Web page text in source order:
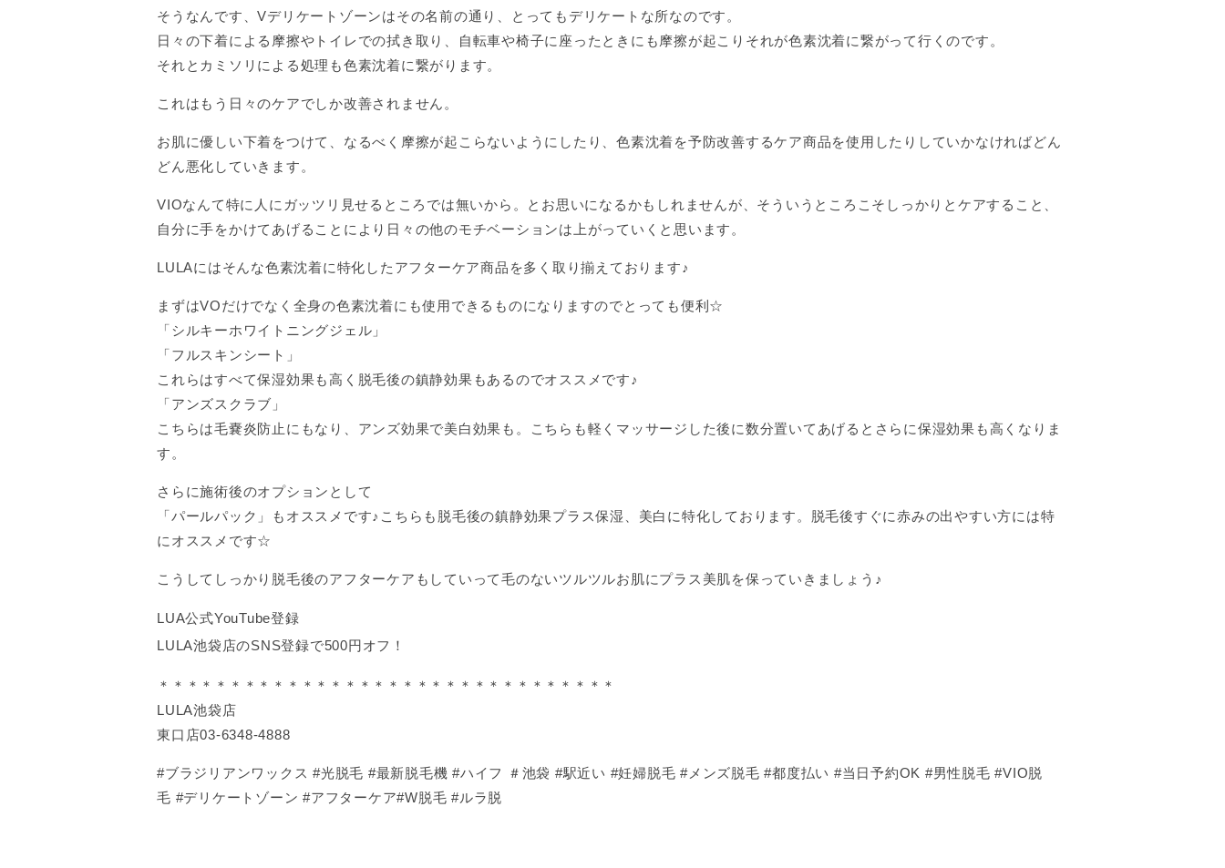
そうなんです、Vデリケートゾーンはその名前の通り、とってもデリケートな所なのです。
日々の下着による摩擦やトイレでの拭き取り、自転車や椅子に座ったときにも摩擦が起こりそれが色素沈着に繋がって行くのです。
それとカミソリによる処理も色素沈着に繋がります。
これはもう日々のケアでしか改善されません。
お肌に優しい下着をつけて、なるべく摩擦が起こらないようにしたり、色素沈着を予防改善するケア商品を使用したりしていかなければどん
どん悪化していきます。
VIOなんて特に人にガッツリ見せるところでは無いから。とお思いになるかもしれませんが、そういうところこそしっかりとケアすること、
自分に手をかけてあげることにより日々の他のモチベーションは上がっていくと思います。
LULAにはそんな色素沈着に特化したアフターケア商品を多く取り揃えております♪
まずはVOだけでなく全身の色素沈着にも使用できるものになりますのでとっても便利☆
「シルキーホワイトニングジェル」
「フルスキンシート」
これらはすべて保湿効果も高く脱毛後の鎮静効果もあるのでオススメです♪
「アンズスクラブ」
こちらは毛嚢炎防止にもなり、アンズ効果で美白効果も。こちらも軽くマッサージした後に数分置いてあげるとさらに保湿効果も高くなりま
す。
さらに施術後のオプションとして
「パールパック」もオススメです♪こちらも脱毛後の鎮静効果プラス保湿、美白に特化しております。脱毛後すぐに赤みの出やすい方には特
にオススメです☆
こうしてしっかり脱毛後のアフターケアもしていって毛のないツルツルお肌にプラス美肌を保っていきましょう♪
LUA公式YouTube登録
LULA池袋店のSNS登録で500円オフ！
＊＊＊＊＊＊＊＊＊＊＊＊＊＊＊＊＊＊＊＊＊＊＊＊＊＊＊＊＊＊＊＊
LULA池袋店
東口店03-6348-4888
#ブラジリアンワックス #光脱毛 #最新脱毛機 #ハイフ ＃池袋 #駅近い #妊婦脱毛 #メンズ脱毛 #都度払い #当日予約OK #男性脱毛 #VIO脱
毛 #デリケートゾーン #アフターケア#W脱毛 #ルラ脱